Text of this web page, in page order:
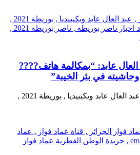
عابد: “بمكالمة هاتف????
في بئر الخيبة”
عبد العال عابد الجزائر , عبد العال عابد ويكيبيديا , بوريطة 2021 ,